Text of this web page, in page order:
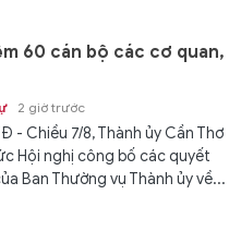
60 cán bộ các cơ quan,
2 giờ trước
- Chiều 7/8, Thành ủy Cần Thơ
Hội nghị công bố các quyết
Ban Thường vụ Thành ủy về...